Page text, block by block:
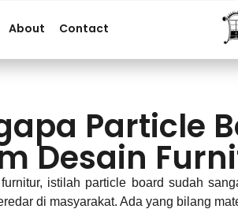
About Contact
Particle
Desain
istilah particle board sudah
di masyarakat. Ada yang bilang